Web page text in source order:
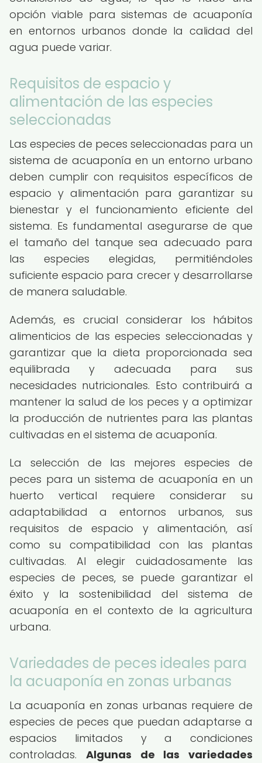
opción viable para sistemas de acuaponía
en entornos urbanos donde la calidad del
agua puede variar.
Requisitos de espacio y
alimentación de las especies
seleccionadas
Las especies de peces seleccionadas para un
sistema de acuaponía en un entorno urbano
deben cumplir con requisitos específicos de
espacio y alimentación para garantizar su
bienestar y el funcionamiento eficiente del
sistema. Es fundamental asegurarse de que
el tamaño del tanque sea adecuado para
las especies elegidas, permitiéndoles
suficiente espacio para crecer y desarrollarse
de manera saludable.
Además, es crucial considerar los hábitos
alimenticios de las especies seleccionadas y
garantizar que la dieta proporcionada sea
equilibrada y adecuada para sus
necesidades nutricionales. Esto contribuirá a
mantener la salud de los peces y a optimizar
la producción de nutrientes para las plantas
cultivadas en el sistema de acuaponía.
La selección de las mejores especies de
peces para un sistema de acuaponía en un
huerto vertical requiere considerar su
adaptabilidad a entornos urbanos, sus
requisitos de espacio y alimentación, así
como su compatibilidad con las plantas
cultivadas. Al elegir cuidadosamente las
especies de peces, se puede garantizar el
éxito y la sostenibilidad del sistema de
acuaponía en el contexto de la agricultura
urbana.
Variedades de peces ideales para
la acuaponía en zonas urbanas
La acuaponía en zonas urbanas requiere de
especies de peces que puedan adaptarse a
espacios limitados y a condiciones
controladas. Algunas de las variedades